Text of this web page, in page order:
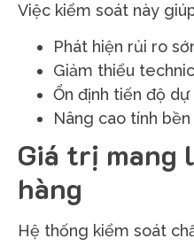
Việc kiểm soát này
Phát hiện rủi ro
Giảm thiểu
Ổn định tiến độ dự
Nâng cao tính
Giá trị mang
hàng
Hệ thống kiểm soát